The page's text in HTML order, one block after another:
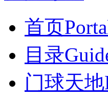
首页
目录
门球天地